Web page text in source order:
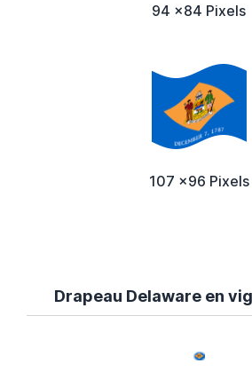
94 x84 Pixels
107 x96 Pixels
Drapeau Delaware en